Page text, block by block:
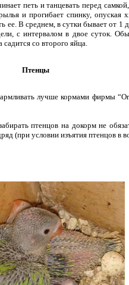
петь и танцевать перед
и прогибает спинку,
ее. В среднем, в сутки бывает от
с интервалом в двое суток.
со второго яйца.
Птенцы
лучше кормами фирмы
птенцов на докорм не
(при условии изъятия птенцов в